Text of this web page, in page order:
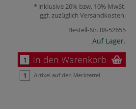
inklusive 20% bzw. 10% MwSt,
ggf. zuzüglich Versandkosten.
Bestell-Nr.08-52655
Auf Lager.
In den Warenkorb
Artikel auf den Merkzettel